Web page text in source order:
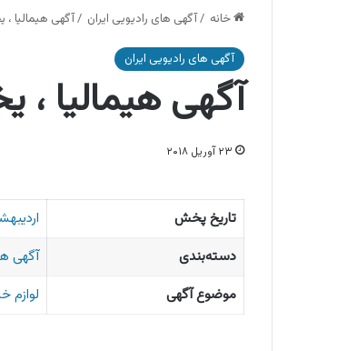
خانه /آگهی های رادیویی ایران /آگهی هیمالیا ،
آگهی های رادیویی ایران
آگهی هیمالیا ،
۲۳ آوریل ۲۰۱۸
تاریخ پخش
دسته‌بندی
آگهی
موضوع آگهی
لوازم